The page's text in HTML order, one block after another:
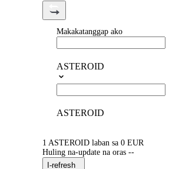
Makakatanggap ako
ASTEROID
ASTEROID
1 ASTEROID laban sa 0 EUR
Huling na-update na oras --
I-refresh